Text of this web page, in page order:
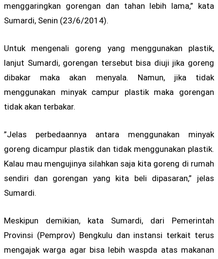
menggaringkan gorengan dan tahan lebih lama,” kata
Sumardi, Senin (23/6/2014).
Untuk mengenali goreng yang menggunakan plastik,
lanjut Sumardi, gorengan tersebut bisa diuji jika goreng
dibakar maka akan menyala. Namun, jika tidak
menggunakan minyak campur plastik maka gorengan
tidak akan terbakar.
”Jelas perbedaannya antara menggunakan minyak
goreng dicampur plastik dan tidak menggunakan plastik.
Kalau mau mengujinya silahkan saja kita goreng di rumah
sendiri dan gorengan yang kita beli dipasaran,” jelas
Sumardi.
Meskipun demikian, kata Sumardi, dari Pemerintah
Provinsi (Pemprov) Bengkulu dan instansi terkait terus
mengajak warga agar bisa lebih waspda atas makanan